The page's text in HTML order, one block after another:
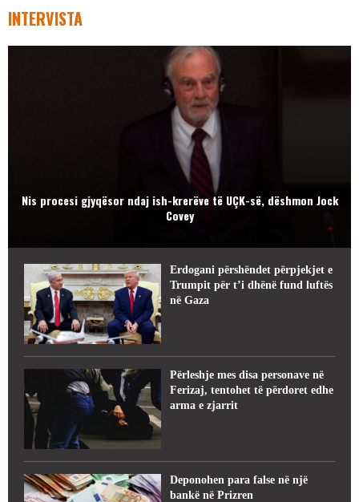
INTERVISTA
Nis procesi gjyqësor ndaj ish-krerëve të UÇK-së, dëshmon Jock
Covey
Erdogani përshëndet përpjekjet e
Trumpit për t’i dhënë fund luftës
në Gaza
Përleshje mes disa personave në
Ferizaj, tentohet të përdoret edhe
arma e zjarrit
Deponohen para false në një
bankë në Prizren